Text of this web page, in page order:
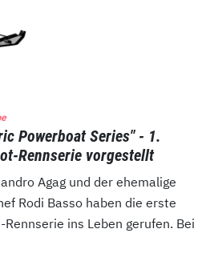
Powerboat Series" - 1.
Rennserie vorgestellt
Agag und der ehemalige
Rodi Basso haben die erste
ins Leben gerufen. Bei